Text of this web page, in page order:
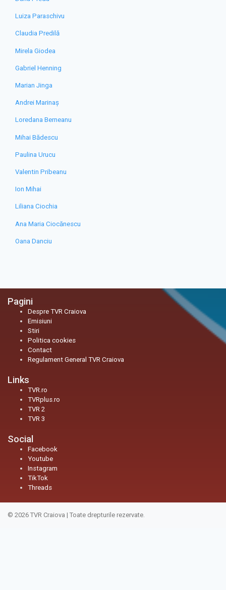
Luiza Paraschivu
Claudia Predilă
Mirela Giodea
Gabriel Henning
Marian Jinga
Andrei Marinaș
Loredana Berneanu
Mihai Bădescu
Paulina Urucu
Valentin Pribeanu
Ion Mihai
Liliana Ciochia
Ana Maria Ciocănescu
Oana Danciu
Pagini
Despre TVR Craiova
Emisiuni
Stiri
Politica cookies
Contact
Regulament General TVR Craiova
Links
TVR.ro
TVRplus.ro
TVR 2
TVR 3
Social
Facebook
Youtube
Instagram
TikTok
Threads
© 2026 TVR Craiova | Toate drepturile rezervate.